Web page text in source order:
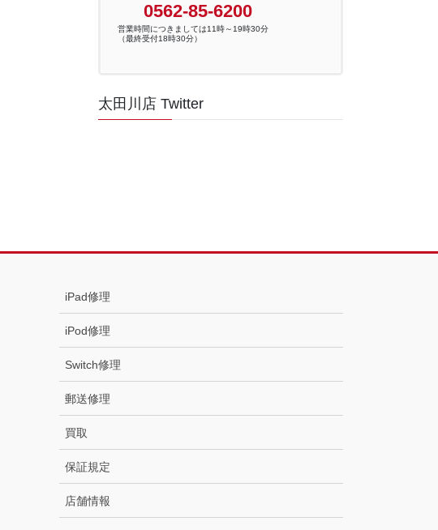
0562-85-6200
営業時間につきましては11時～19時30分
（最終受付18時30分）
太田川店 Twitter
iPad修理
iPod修理
Switch修理
郵送修理
買取
保証規定
店舗情報